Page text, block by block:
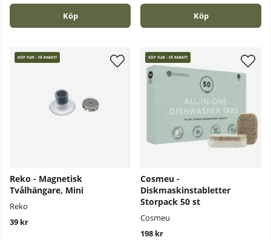
Köp Köp
KÖP FLER - FÅ RABATT
Reko - Magnetisk
Tvålhängare, Mini
Reko
39 kr
KÖP FLER - FÅ RABATT
Cosmeu -
Diskmaskinstabletter
Storpack 50 st
Cosmeu
198 kr